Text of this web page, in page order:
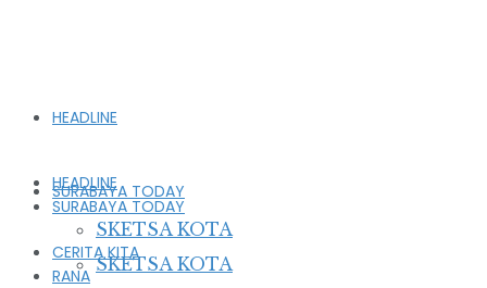
HEADLINE
SURABAYA TODAY
SKETSA KOTA
HEADLINE
SURABAYA TODAY
SKETSA KOTA
CERITA KITA
RANA